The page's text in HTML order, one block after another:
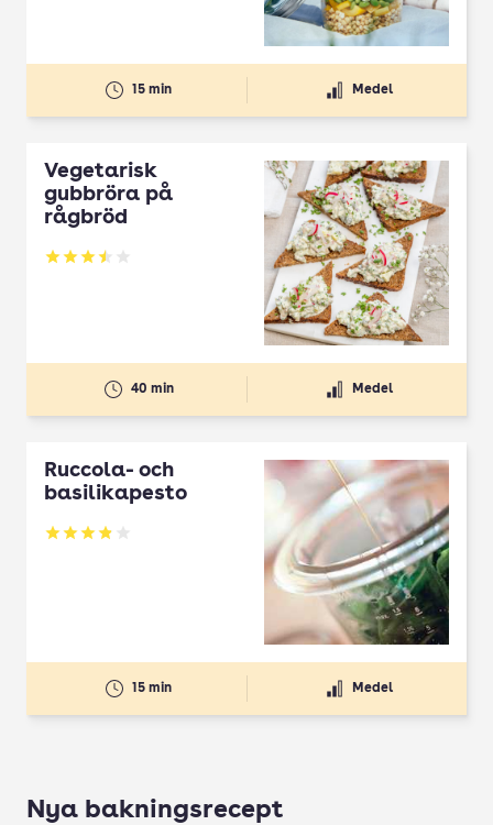
15 min Medel
Vegetarisk
gubbröra på
rågbröd
Betyg: 3.52 av 5
40 min Medel
Ruccola- och
basilikapesto
Betyg: 3.88 av 5
15 min Medel
Nya bakningsrecept